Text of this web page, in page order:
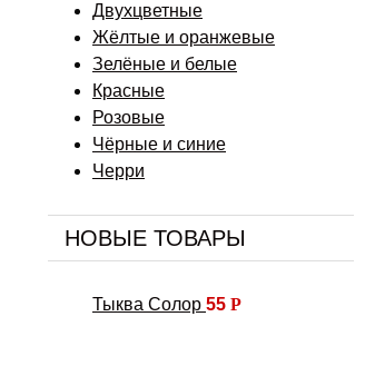
Двухцветные
Жёлтые и оранжевые
Зелёные и белые
Красные
Розовые
Чёрные и синие
Черри
НОВЫЕ ТОВАРЫ
Тыква Солор 55 Р